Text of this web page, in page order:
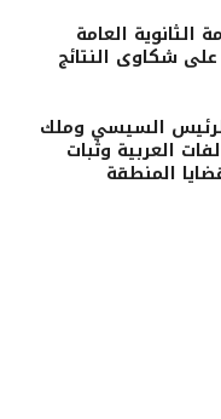
العامة
شكاوى النتائج
السيسي وملك
العربية وثبات
المنطقة